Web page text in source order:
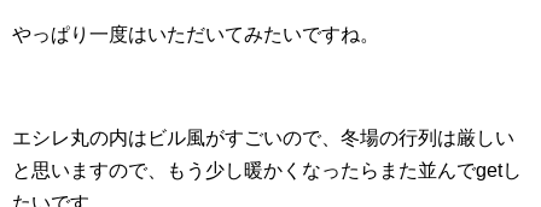
やっぱり一度はいただいてみたいですね。
エシレ丸の内はビル風がすごいので、冬場の行列は厳しい
と思いますので、もう少し暖かくなったらまた並んでgetし
たいです。